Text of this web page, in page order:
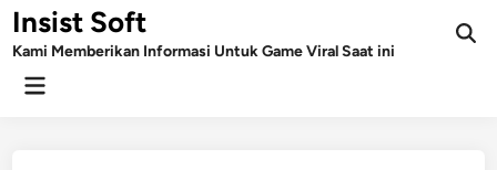
Skip
toInsist Soft
Kami Memberikan Informasi Untuk Game Viral Saat ini
Main